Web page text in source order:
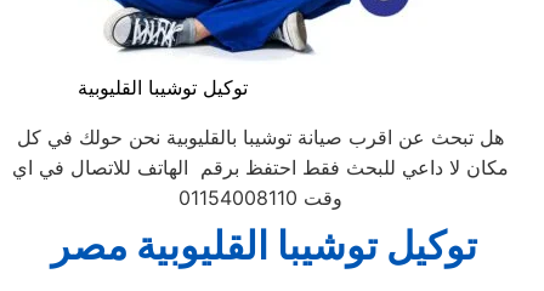
توكيل توشيبا القليوبية
هل تبحث عن اقرب صيانة توشيبا بالقليوبية نحن حولك في كل
مكان لا داعي للبحث فقط احتفظ برقم الهاتف للاتصال في اي
وقت 01154008110
توكيل توشيبا القليوبية مصر